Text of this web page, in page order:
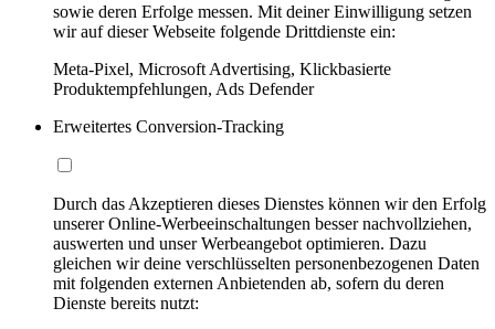
sowie deren Erfolge messen. Mit deiner Einwilligung setzen
wir auf dieser Webseite folgende Drittdienste ein:
Meta-Pixel, Microsoft Advertising, Klickbasierte
Produktempfehlungen, Ads Defender
Erweitertes Conversion-Tracking
Durch das Akzeptieren dieses Dienstes können wir den Erfolg
unserer Online-Werbeeinschaltungen besser nachvollziehen,
auswerten und unser Werbeangebot optimieren. Dazu
gleichen wir deine verschlüsselten personenbezogenen Daten
mit folgenden externen Anbietenden ab, sofern du deren
Dienste bereits nutzt: